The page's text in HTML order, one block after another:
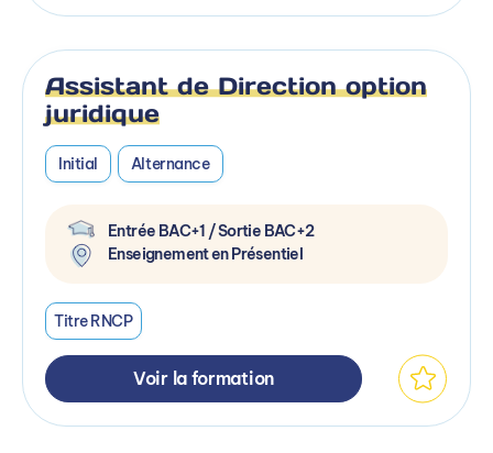
Assistant de Direction option
juridique
Initial Alternance
Entrée BAC+1 / Sortie BAC+2
Enseignement en Présentiel
Titre RNCP
Voir la formation